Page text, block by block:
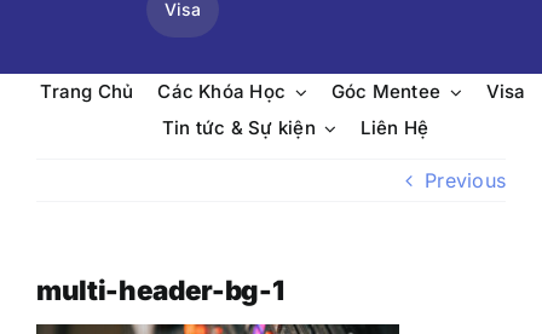
Visa
Trang Chủ Các Khóa Học Góc Mentee
Visa
Tin tức & Sự kiện
Liên Hệ
Previous
multi-header-bg-1